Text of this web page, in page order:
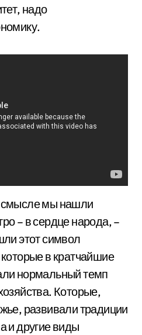
надо
смысле мы нашли
– в сердце народа, –
этот символ
в кратчайшие
нормальный темп
Которые,
развивали традиции
и другие виды